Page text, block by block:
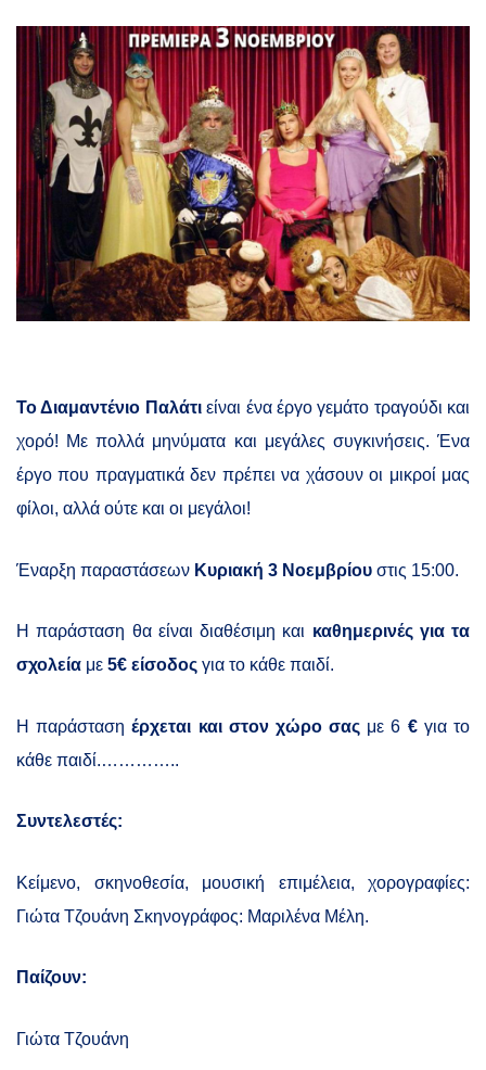
Το Διαμαντένιο Παλάτιείναι ένα έργο γεμάτο τραγούδι και
χορό! Με πολλά μηνύματα και μεγάλες συγκινήσεις. Ένα
έργο που πραγματικά δεν πρέπει να χάσουν οι μικροί μας
φίλοι, αλλά ούτε και οι μεγάλοι!
Έναρξη παραστάσεων Κυριακή 3 Νοεμβρίου στις 15:00.
Η παράσταση θα είναι διαθέσιμη και καθημερινές για τα
σχολεία με 5€ είσοδος για το κάθε παιδί.
Η παράστασηέρχεται και στον χώρο σας με 6 € για το
κάθε παιδί.…………..
Συντελεστές:
Κείμενο, σκηνοθεσία, μουσική επιμέλεια, χορογραφίες:
Γιώτα Τζουάνη Σκηνογράφος: Μαριλένα Μέλη.
Παίζουν:
Γιώτα Τζουάνη